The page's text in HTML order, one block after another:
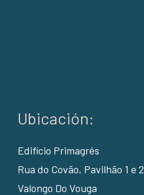
Ubicación:
Edifício Primagrés
Rua do Covão, Pavilhão 1 e 2
Valongo Do Vouga